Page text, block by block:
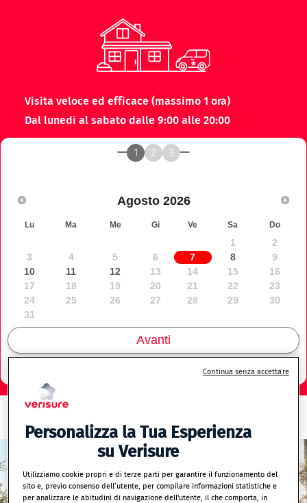
Visita veloce ed efficace (massimo 1 ora)
Dal lunedi al sabato dalle 9:00 alle 20:00
1 2 3
Agosto 2026
Lu Ma Me Gi Ve Sa Do
1
2
3
4 5 6 7 8
9
10
11 12 13 14 15
16
17
18 19 20 21 22
23
24
25 26 27 28 29
30
31
Avanti
Personalizza la Tua Esperienza
su Verisure
Utilizziamo cookie propri e di terze parti per garantire il funzionamento del
sito e, previo consenso dell’utente, per compilare informazioni statistiche e
per analizzare le abitudini di navigazione dell'utente, il che comporta, in
Continua senza accettare